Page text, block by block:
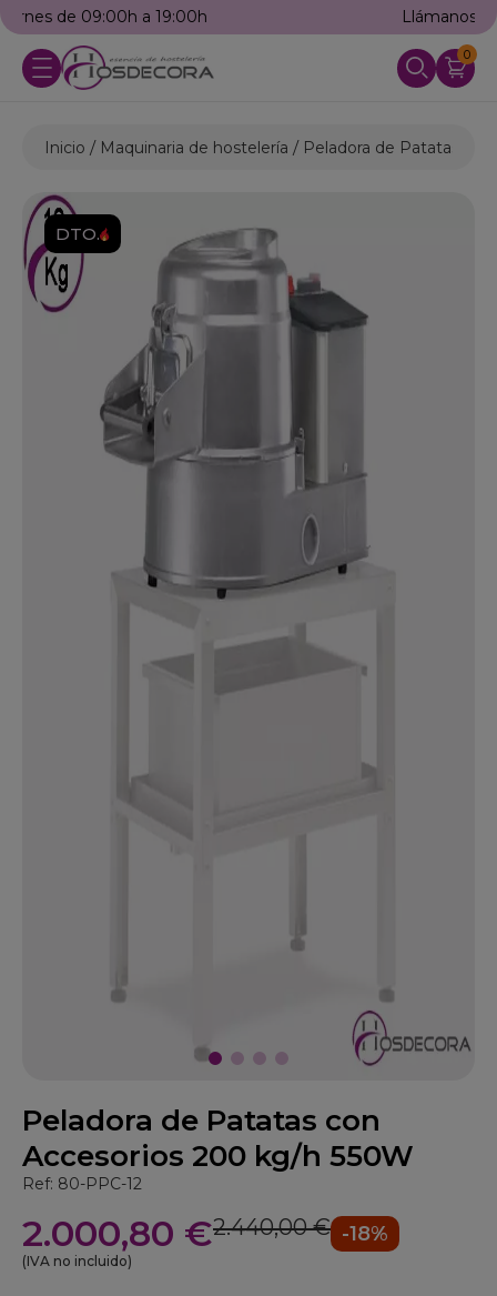
Llámanos: 976 25 59 91
0
Inicio Maquinaria de hostelería Peladora de Patatas
DTO.
Peladora de Patatas con
Accesorios 200 kg/h 550W
Ref: 80-PPC-12
2.000,80 €2.440,00 € -18%
(IVA no incluido)